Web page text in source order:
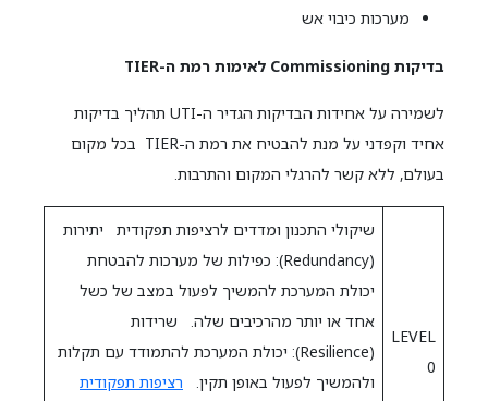
מערכות כיבוי אש
בדיקות Commissioning לאימות רמת ה-TIER
לשמירה על אחידות הבדיקות הגדיר ה-UTI תהליך בדיקות
אחיד וקפדני על מנת להבטיח את רמת ה-TIER בכל מקום
בעולם, ללא קשר להרגלי המקום והתרבות.
LEVEL
0
שיקולי התכנון ומדדים לרציפות תפקודית יתירות
(Redundancy): כפילות של מערכות להבטחת
יכולת המערכת להמשיך לפעול במצב של כשל
אחד או יותר מהרכיבים שלה. שרידות
(Resilience): יכולת המערכת להתמודד עם תקלות
ולהמשיך לפעול באופן תקין. רציפות תפקודית